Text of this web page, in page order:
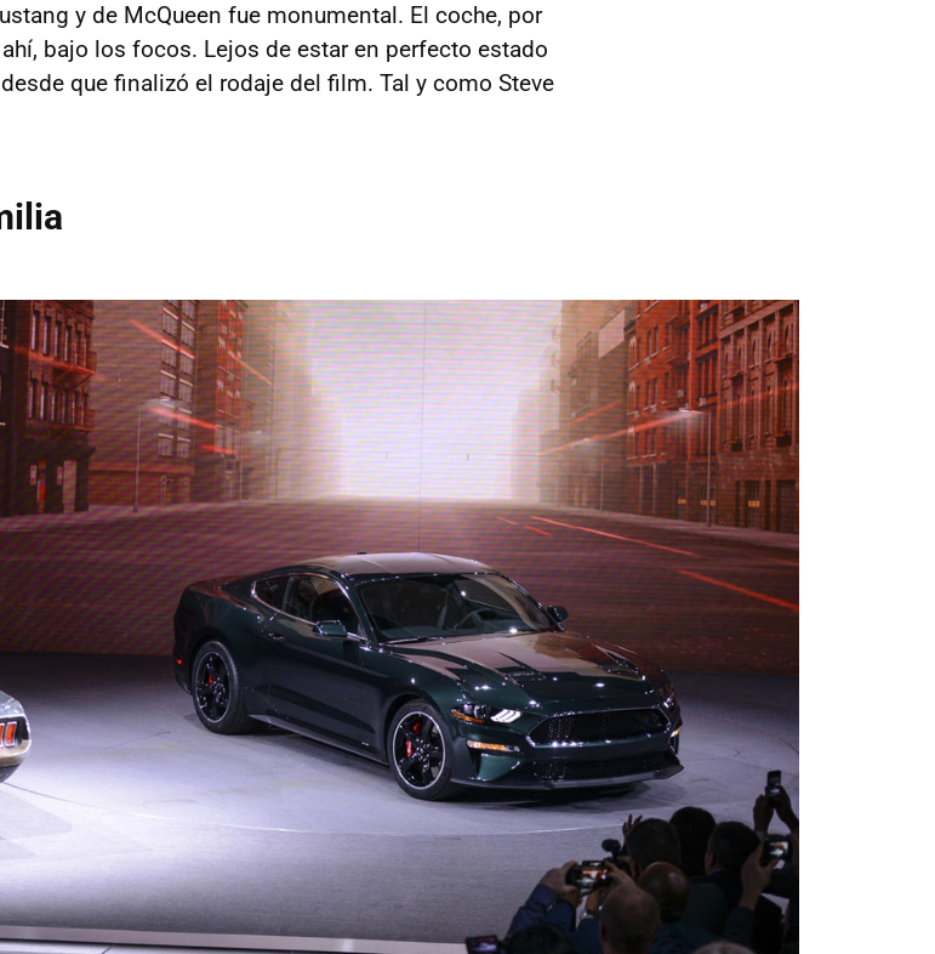
y de McQueen fue monumental. El coche, por
bajo los focos. Lejos de estar en perfecto estado
que finalizó el rodaje del film. Tal y como Steve